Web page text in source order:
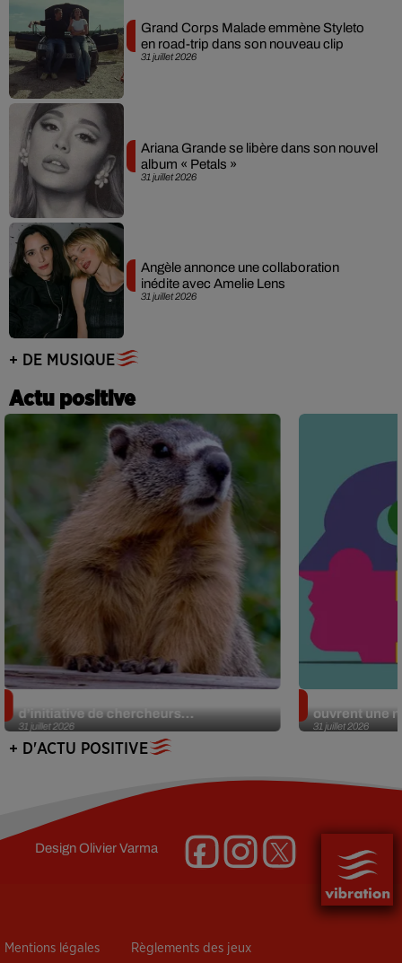
31 juillet 2026
Grand Corps Malade emmène Styleto
en road-trip dans son nouveau clip
31 juillet 2026
Ariana Grande se libère dans son nouvel
album « Petals »
31 juillet 2026
Angèle annonce une collaboration
inédite avec Amelie Lens
+ DE MUSIQUE
Actu positive
31 juillet 2026
d’initiative de chercheurs...
31 juillet 2026
ouvrent une
+ D'ACTU POSITIVE
DesignOlivier Varma
Mentions légales Règlements des jeux